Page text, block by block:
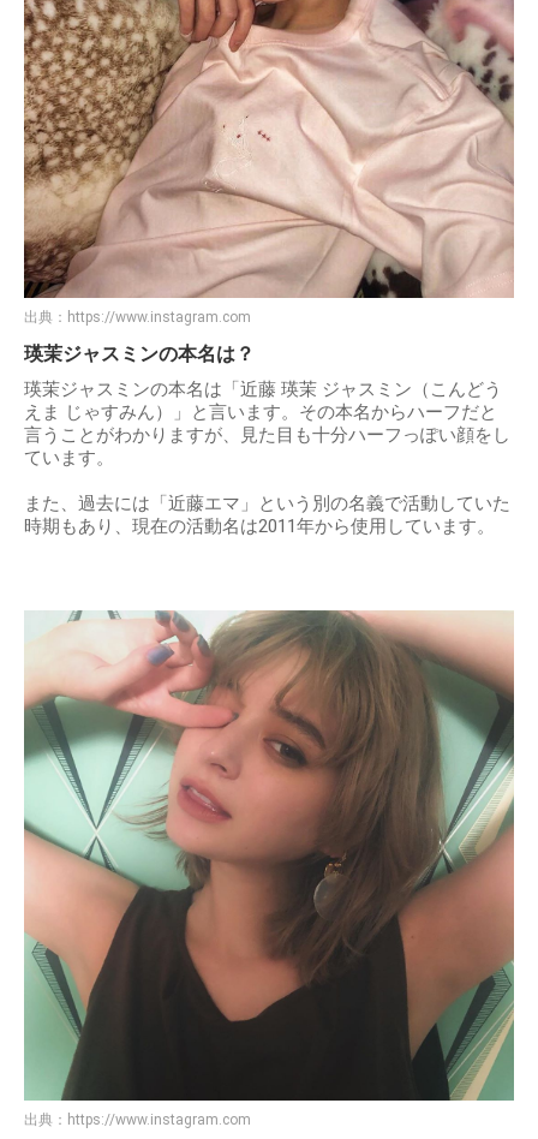
出典： https://www.instagram.com
瑛茉ジャスミンの本名は？
瑛茉ジャスミンの本名は「近藤 瑛茉 ジャスミン（こんどう
えま じゃすみん）」と言います。その本名からハーフだと
言うことがわかりますが、見た目も十分ハーフっぽい顔をし
ています。
また、過去には「近藤エマ」という別の名義で活動していた
時期もあり、現在の活動名は2011年から使用しています。
出典： https://www.instagram.com